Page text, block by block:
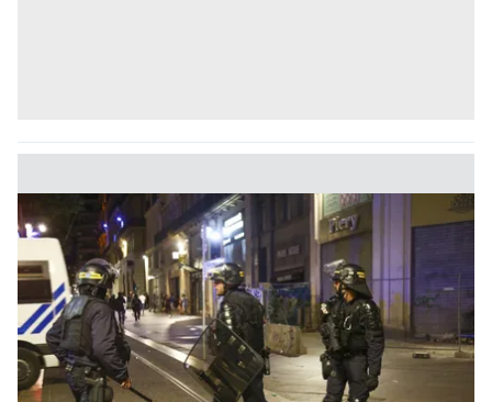
ilgili mevzuata uygun olarak kullanılan çerezlerle ilgili bilgi